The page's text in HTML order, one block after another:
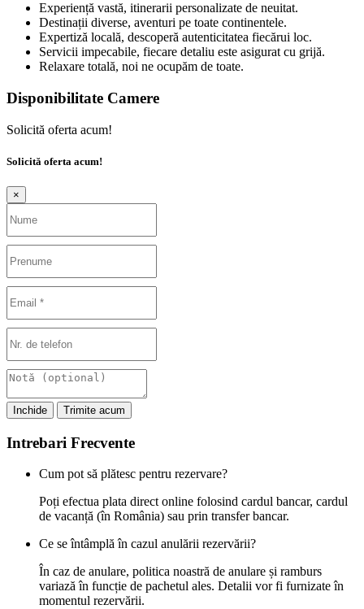
Experiență vastă, itinerarii personalizate de neuitat.
Destinații diverse, aventuri pe toate continentele.
Expertiză locală, descoperă autenticitatea fiecărui loc.
Servicii impecabile, fiecare detaliu este asigurat cu grijă.
Relaxare totală, noi ne ocupăm de toate.
Disponibilitate Camere
Solicită oferta acum!
Solicită oferta acum!
×
Inchide Trimite acum
Intrebari Frecvente
Cum pot să plătesc pentru rezervare?
Poți efectua plata direct online folosind cardul bancar, cardul
de vacanță (în România) sau prin transfer bancar.
Ce se întâmplă în cazul anulării rezervării?
În caz de anulare, politica noastră de anulare și ramburs
variază în funcție de pachetul ales. Detalii vor fi furnizate în
momentul rezervării.